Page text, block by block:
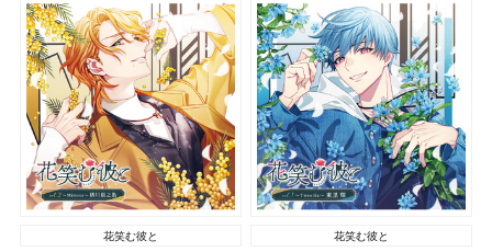
花笑む彼と 花笑む彼と